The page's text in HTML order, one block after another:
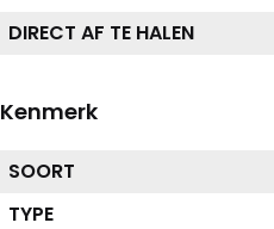
DIRECT AF TE HALEN
Kenmerk
SOORT
TYPE